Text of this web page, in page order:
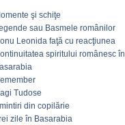
şi schiţe
sau Basmele românilor
Leonida faţă cu reacţiunea
spiritului românesc în
Tudose
din copilărie
zile în Basarabia